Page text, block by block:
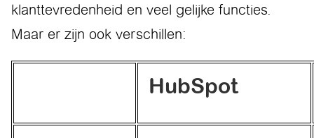
klanttevredenheid en veel gelijke functies.
Maar er zijn ook verschillen:
HubSpot